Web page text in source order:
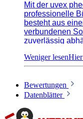
Mit der uvex
professionelle
besteht aus
verbundenen
zuverlässig
Schutz und
Situation. Zur
entscheidend
speziell
sicheren Halt
Bewertungen
Datenblätter